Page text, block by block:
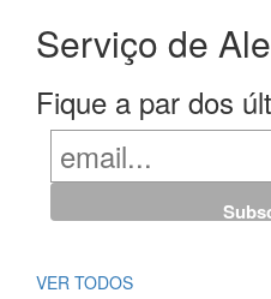
Serviço de
Fique a par dos
VER TODOS